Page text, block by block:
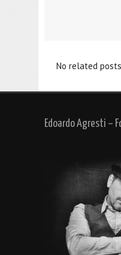
No related
Edoardo Agresti –